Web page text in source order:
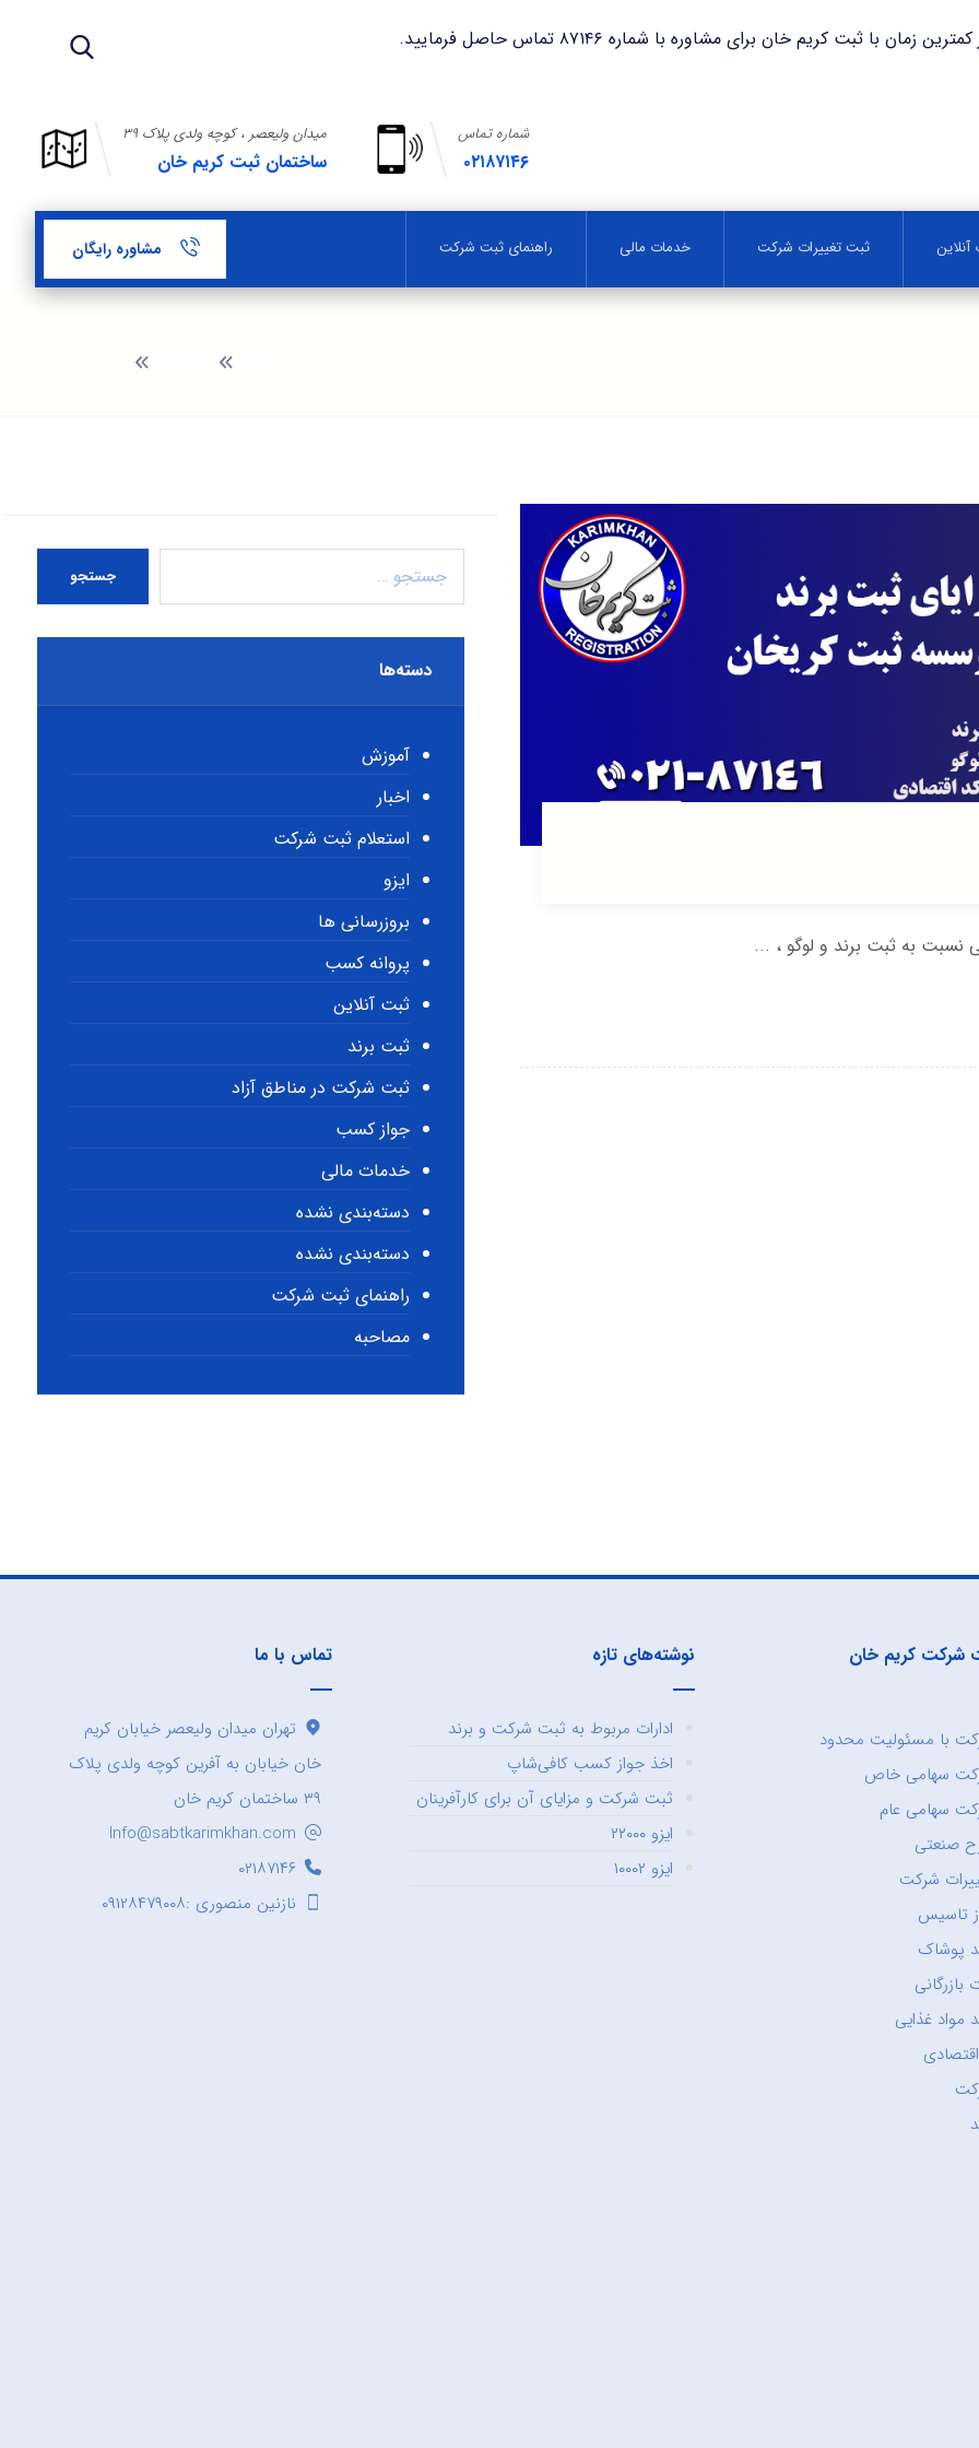
کریم خان برای مشاوره با شماره ۸۷۱۴۶ تماس حاصل فرمایید.
میدان ولیعصر ، کوچه ولدی پلاک ۳۹
ساختمان ثبت کریم خان
شماره تماس
۰۲۱۸۷۱۴۶
ثبت تغییرات شرکت خدمات مالی راهنمای ثبت شرکت مشاوره رایگان
نسبت به ثبت برند و لوگو ، ...
جستجو
دسته‌ها
آموزش
اخبار
استعلام ثبت شرکت
ایزو
بروزرسانی ها
پروانه کسب
ثبت آنلاین
ثبت برند
ثبت شرکت در مناطق آزاد
جواز کسب
خدمات مالی
دسته‌بندی نشده
دسته‌بندی نشده
راهنمای ثبت شرکت
مصاحبه
شرکت کریم خان
با مسئولیت محدود
سهامی خاص
سهامی عام
صنعتی
شرکت
تاسیس
پوشاک
بازرگانی
مواد غذایی
نوشته‌های تازه
ادارات مربوط به ثبت شرکت و برند
اخذ جواز کسب کافی‌شاپ
ثبت شرکت و مزایای آن برای کارآفرینان
ایزو ۲۲۰۰۰
ایزو ۱۰۰۰۲
تماس با ما
تهران میدان ولیعصر خیابان کریم
خان خیابان به آفرین کوچه ولدی پلاک
۳۹ ساختمان کریم خان
Info@sabtkarimkhan.com
۰۲۱۸۷۱۴۶
نازنین منصوری :۰۹۱۲۸۴۷۹۰۰۸